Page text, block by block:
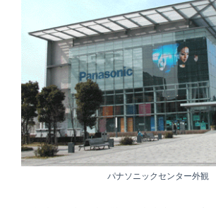
パナソニックセンター外観